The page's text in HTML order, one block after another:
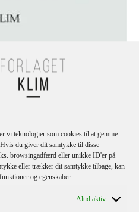
vi teknologier som cookies til at gemme
du giver dit samtykke til disse
browsingadfærd eller unikke ID'er på
eller trækker dit samtykke tilbage, kan
og egenskaber.
Altid aktiv
and Exercises